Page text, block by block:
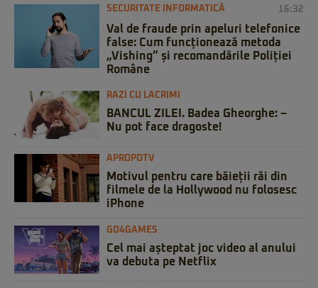
SECURITATE INFORMATICĂ 16:32
Val de fraude prin apeluri telefonice
false: Cum funcționează metoda
„Vishing” și recomandările Poliției
Române
RAZI CU LACRIMI
BANCUL ZILEI. Badea Gheorghe: –
Nu pot face dragoste!
APROPOTV
Motivul pentru care băieții răi din
filmele de la Hollywood nu folosesc
iPhone
GO4GAMES
Cel mai așteptat joc video al anului
va debuta pe Netflix